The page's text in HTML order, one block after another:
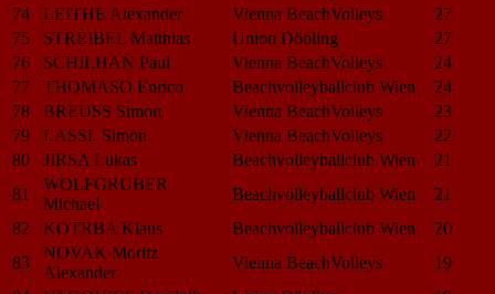
74
LEITHE Alexander Vienna BeachVolleys
27
75
STREIBEL Matthias Union Döbling
27
76
SCHILHAN Paul Vienna BeachVolleys
24
77
THOMASO Enrico Beachvolleyballclub Wien
24
78
BREUSS Simon Vienna BeachVolleys
23
79
LASSL Simon Vienna BeachVolleys
22
80
JIRSA Lukas Beachvolleyballclub Wien
21
81
WOLFGRUBER
Michael
Beachvolleyballclub Wien
21
82
KOTRBA Klaus Beachvolleyballclub Wien
20
83
NOVAK Moritz
Alexander
Vienna BeachVolleys
19